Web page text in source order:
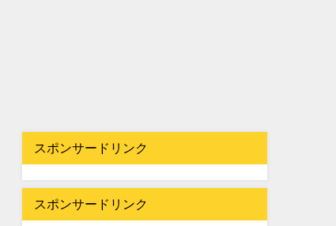
スポンサードリンク
スポンサードリンク